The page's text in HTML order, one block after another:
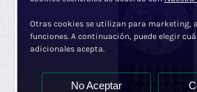
Otras cookies se utilizan para marketing,
funciones. A continuación, puede elegir
adicionales acepta.
No Aceptar